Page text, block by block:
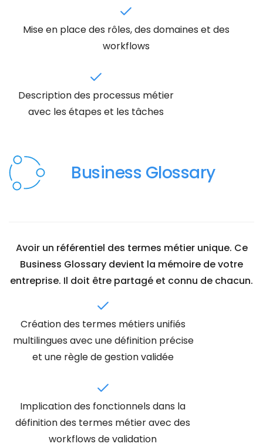
Mise en place des rôles, des domaines et des
workflows
Description des processus métier
avec les étapes et les tâches
Business Glossary
Avoir un référentiel des termes métier unique. Ce
Business Glossary devient la mémoire de votre
entreprise. Il doit être partagé et connu de chacun.
Création des termes métiers unifiés
multilingues avec une définition précise
et une règle de gestion validée
Implication des fonctionnels dans la
définition des termes métier avec des
workflows de validation